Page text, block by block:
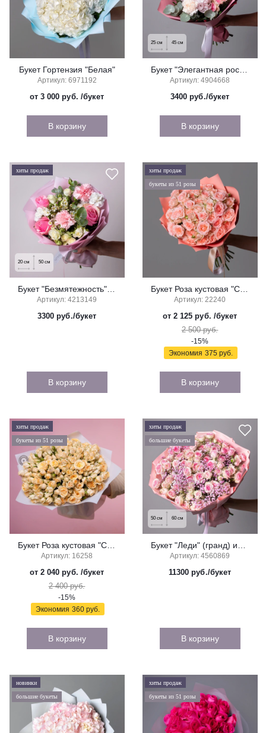
Букет Гортензия "Белая"
Артикул: 6971192
от 3 000 руб. /букет
В корзину
25 см 45 см
Артикул: 4904668
3400 руб./букет
В корзину
хиты продаж
20см 50 см
Артикул: 4213149
3300 руб./букет
В корзину
хиты продаж
букеты из 51 розы
Артикул: 22240
от 2 125 руб. /букет
2 500 руб.
-15%
Экономия 375 руб.
В корзину
хиты продаж
букеты из 51 розы
Артикул: 16258
от 2 040 руб. /букет
2 400 руб.
-15%
Экономия 360 руб.
В корзину
хиты продаж
большие букеты
50 см 60 см
Артикул: 4560869
11300 руб./букет
В корзину
новинки
большие букеты
хиты продаж
букеты из 51 розы